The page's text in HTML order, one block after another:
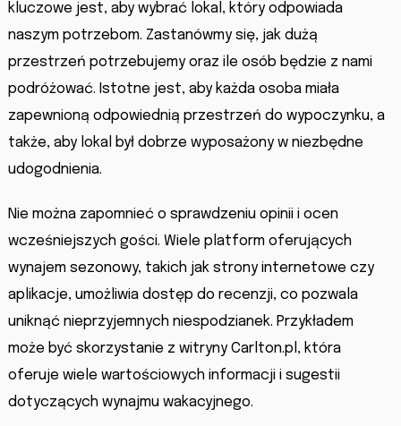
kluczowe jest, aby wybrać lokal, który odpowiada
naszym potrzebom. Zastanówmy się, jak dużą
przestrzeń potrzebujemy oraz ile osób będzie z nami
podróżować. Istotne jest, aby każda osoba miała
zapewnioną odpowiednią przestrzeń do wypoczynku, a
także, aby lokal był dobrze wyposażony w niezbędne
udogodnienia.
Nie można zapomnieć o sprawdzeniu opinii i ocen
wcześniejszych gości. Wiele platform oferujących
wynajem sezonowy, takich jak strony internetowe czy
aplikacje, umożliwia dostęp do recenzji, co pozwala
uniknąć nieprzyjemnych niespodzianek. Przykładem
może być skorzystanie z witryny Carlton.pl, która
oferuje wiele wartościowych informacji i sugestii
dotyczących wynajmu wakacyjnego.